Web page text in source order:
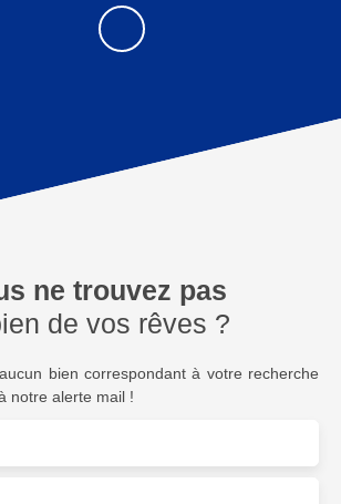
ne trouvez pas
de vos rêves ?
bien correspondant à votre recherche
notre alerte mail !